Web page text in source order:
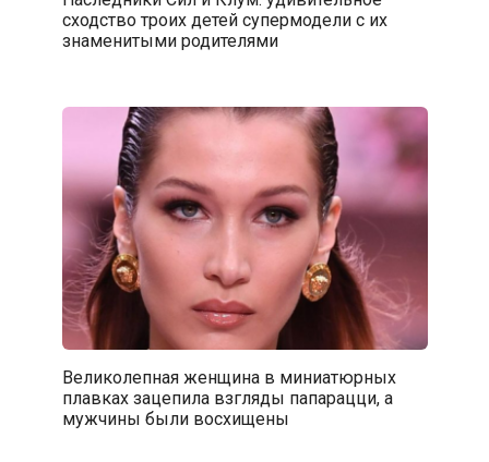
сходство троих детей супермодели с их
знаменитыми родителями
Великолепная женщина в миниатюрных
плавках зацепила взгляды папарацци, а
мужчины были восхищены